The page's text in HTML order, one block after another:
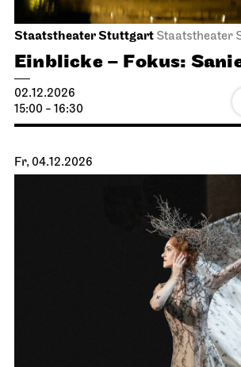
Staatstheater Stuttgart Staatstheater
Einblicke – Fokus:
02.12.2026
15:00 - 16:30
Fr, 04.12.2026